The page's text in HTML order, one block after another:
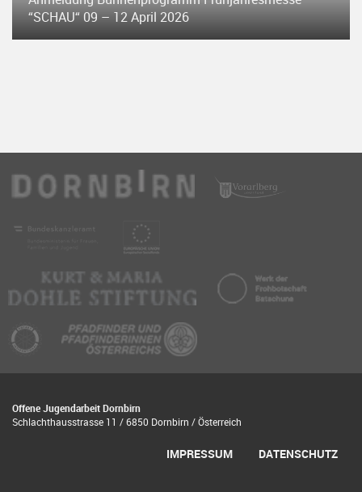
“SCHAU“ 09 – 12 April 2026
Offene Jugendarbeit Dornbirn
Schlachthausstrasse 11 / 6850 Dornbirn / Österreich
IMPRESSUM DATENSCHUTZ